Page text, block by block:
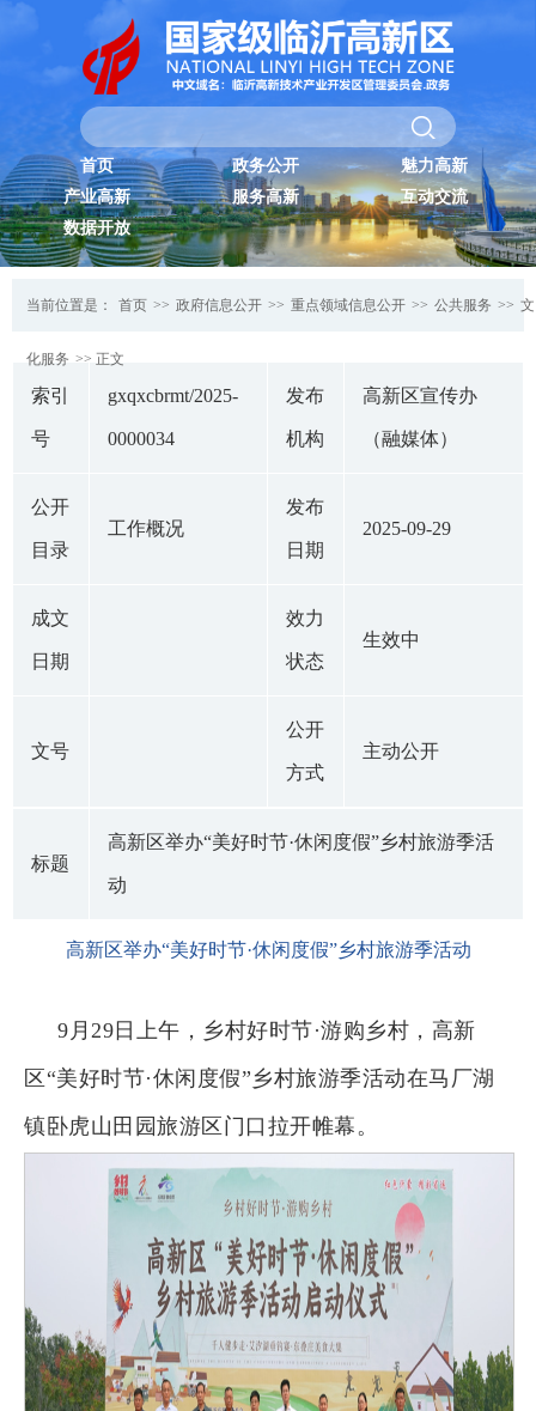
首页 政务公开
魅力高新
产业高新
服务高新
互动交流
数据开放
当前位置是： 首页 >> 政府信息公开 >> 重点领域信息公开 >> 公共服务 >> 文
化服务 >> 正文
索引
号
gxqxcbrmt/2025-
0000034
发布
机构
高新区宣传办
（融媒体）
公开
目录
工作概况
发布
日期
2025-09-29
成文
日期
效力
状态
生效中
文号
公开
方式
主动公开
标题
高新区举办“美好时节·休闲度假”乡村旅游季活
动
高新区举办“美好时节·休闲度假”乡村旅游季活动
9月29日上午，乡村好时节·游购乡村，高新
区“美好时节·休闲度假”乡村旅游季活动在马厂湖
镇卧虎山田园旅游区门口拉开帷幕。